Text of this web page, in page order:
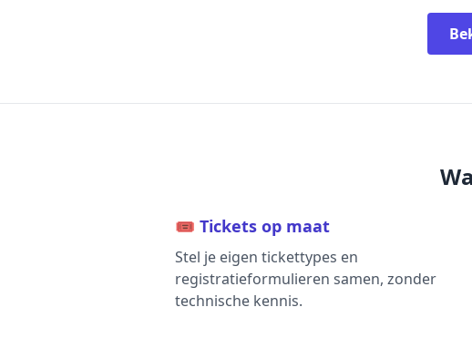
🎟️ Tickets op maat
Stel je eigen tickettypes en
registratieformulieren samen, zonder
technische kennis.